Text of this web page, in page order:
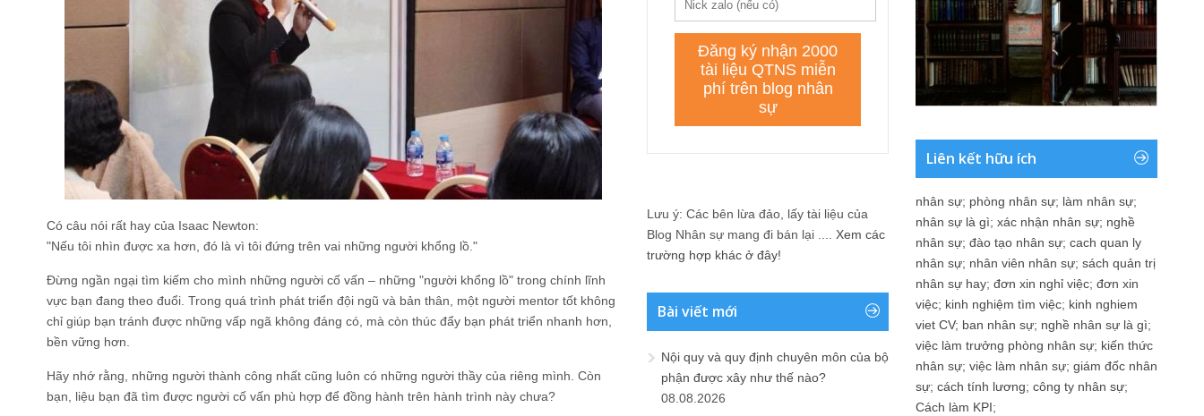
Có câu nói rất hay của Isaac Newton:
"Nếu tôi nhìn được xa hơn, đó là vì tôi đứng trên vai những người khổng lồ."
Đừng ngần ngại tìm kiếm cho mình những người cố vấn – những "người khổng lồ" trong chính lĩnh
vực bạn đang theo đuổi. Trong quá trình phát triển đội ngũ và bản thân, một người mentor tốt không
chỉ giúp bạn tránh được những vấp ngã không đáng có, mà còn thúc đẩy bạn phát triển nhanh hơn,
bền vững hơn.
Hãy nhớ rằng, những người thành công nhất cũng luôn có những người thầy của riêng mình. Còn
bạn, liệu bạn đã tìm được người cố vấn phù hợp để đồng hành trên hành trình này chưa?
Lưu ý: Các bên lừa đảo, lấy tài liệu của
Blog Nhân sự mang đi bán lại .... Xem các
trường hợp khác ở đây!
Bài viết mới
Nội quy và quy định chuyên môn của bộ
phận được xây như thế nào?
08.08.2026
Liên kết hữu ích
nhân sự; phòng nhân sự; làm nhân sự;
nhân sự là gì; xác nhận nhân sự; nghề
nhân sự; đào tạo nhân sự; cach quan ly
nhân sự; nhân viên nhân sự; sách quản trị
nhân sự hay; đơn xin nghỉ việc; đơn xin
việc; kinh nghiệm tìm việc; kinh nghiem
viet CV; ban nhân sự; nghề nhân sự là gì;
việc làm trưởng phòng nhân sự; kiến thức
nhân sự; việc làm nhân sự; giám đốc nhân
sự; cách tính lương; công ty nhân sự;
Cách làm KPI;